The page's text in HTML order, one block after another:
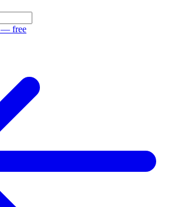
— free